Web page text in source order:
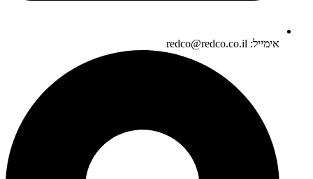
אימייל: redco@redco.co.il